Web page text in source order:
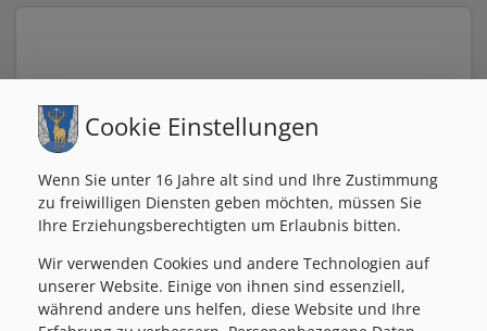
Rotes Kreuz Ortsstelle
Passail
+43 800 222144
passail@st.roteskreuz.at
Kirchengasse 1
8162 Passail
Cookie Einstellungen
Wenn Sie unter 16 Jahre alt sind und Ihre Zustimmung
zu freiwilligen Diensten geben möchten, müssen Sie
Ihre Erziehungsberechtigten um Erlaubnis bitten.
Wir verwenden Cookies und andere Technologien auf
unserer Website. Einige von ihnen sind essenziell,
während andere uns helfen, diese Website und Ihre